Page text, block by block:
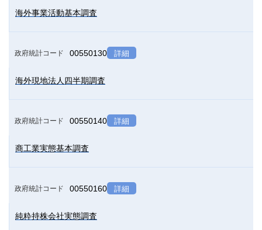
海外事業活動基本調査
政府統計コード 00550130 詳細
海外現地法人四半期調査
政府統計コード 00550140 詳細
商工業実態基本調査
政府統計コード 00550160 詳細
純粋持株会社実態調査